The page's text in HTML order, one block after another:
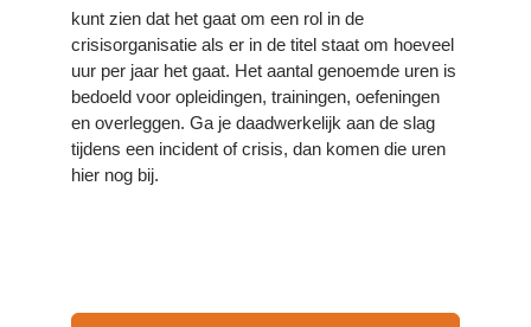
kunt zien dat het gaat om een rol in de
crisisorganisatie als er in de titel staat om hoeveel
uur per jaar het gaat. Het aantal genoemde uren is
bedoeld voor opleidingen, trainingen, oefeningen
en overleggen. Ga je daadwerkelijk aan de slag
tijdens een incident of crisis, dan komen die uren
hier nog bij.